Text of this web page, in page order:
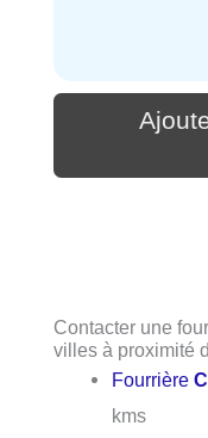
Contacter une
villes à proximité
Fourrière
kms